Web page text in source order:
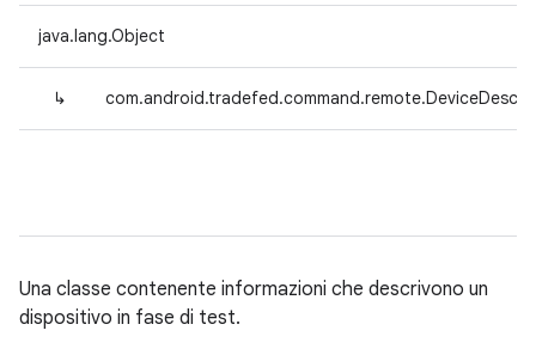
java.lang.Object
↳
Una classe contenente informazioni che descrivono un
dispositivo in fase di test.